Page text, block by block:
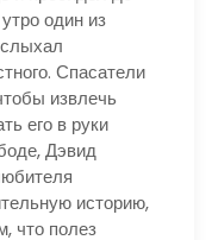
один из
Спасатели
извлечь
его в руки
Дэвид
историю,
что полез